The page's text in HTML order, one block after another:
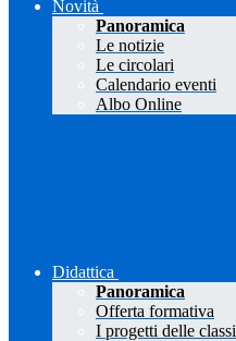
Novità
Panoramica
Le notizie
Le circolari
Calendario eventi
Albo Online
Didattica
Panoramica
Offerta formativa
I progetti delle classi